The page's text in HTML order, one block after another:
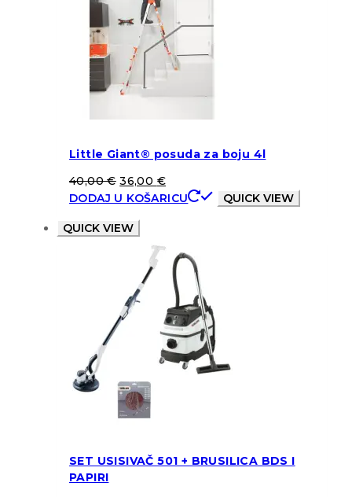
Little Giant® posuda za boju 4l
40,00€ 36,00 €
DODAJ U KOŠARICU
QUICK VIEW
QUICK VIEW
SET USISIVAČ 501 + BRUSILICA BDS I
PAPIRI